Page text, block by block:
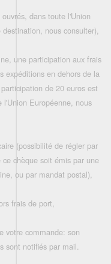
dans toute l'Union
nous consulter),
une participation aux frais
expéditions en dehors de la
de 20 euros est
Européenne, nous
(possibilité de régler par
chèque soit émis par une
ou par mandat postal),
frais de port,
votre commande: son
sont notifiés par mail.